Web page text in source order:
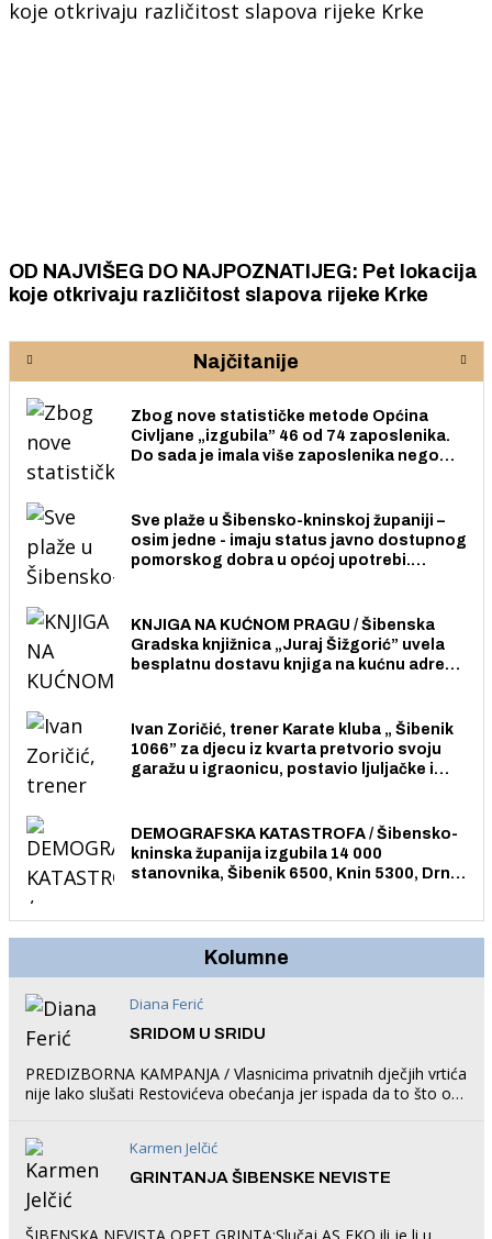
OD NAJVIŠEG DO NAJPOZNATIJEG: Pet lokacija
koje otkrivaju različitost slapova rijeke Krke
Najčitanije
Zbog nove statističke metode Općina
Civljane „izgubila” 46 od 74 zaposlenika.
Do sada je imala više zaposlenika nego
Sve plaže u Šibensko-kninskoj županiji –
osim jedne - imaju status javno dostupnog
pomorskog dobra u općoj upotrebi.
KNJIGA NA KUĆNOM PRAGU / Šibenska
Gradska knjižnica „Juraj Šižgorić” uvela
besplatnu dostavu knjiga na kućnu adresu
Ivan Zoričić, trener Karate kluba „ Šibenik
1066” za djecu iz kvarta pretvorio svoju
garažu u igraonicu, postavio ljuljačke i
DEMOGRAFSKA KATASTROFA / Šibensko-
kninska županija izgubila 14 000
stanovnika, Šibenik 6500, Knin 5300, Drniš
Kolumne
Diana Ferić
SRIDOM U SRIDU
PREDIZBORNA KAMPANJA / Vlasnicima privatnih dječjih vrtića
nije lako slušati Restovićeva obećanja jer ispada da to što oni
Karmen Jelčić
GRINTANJA ŠIBENSKE NEVISTE